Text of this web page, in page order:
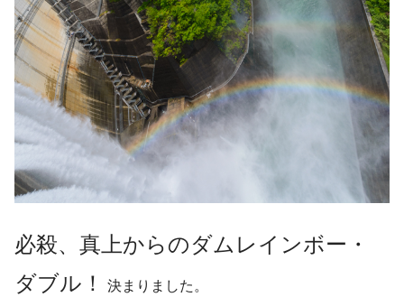
必殺、真上からのダムレインボー・
ダブル！
決まりました。